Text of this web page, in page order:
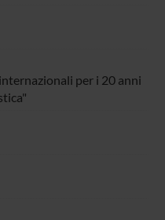
per i 20 anni